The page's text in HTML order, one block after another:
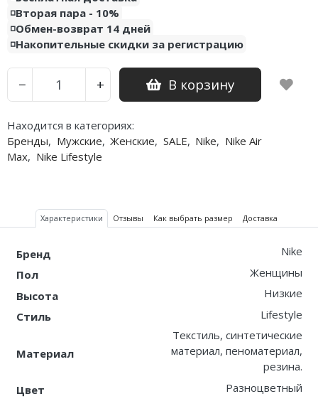
◽️Вторая пара - 10%
◽️Обмен-возврат 14 дней
◽️Накопительные скидки за регистрацию
− + В корзину
Находится в категориях:
Бренды, Мужские, Женские, SALE, Nike, Nike Air
Max, Nike Lifestyle
Характеристики Отзывы Как выбрать размер Доставка
Бренд
Nike
Пол
Женщины
Высота
Низкие
Стиль
Lifestyle
Материал
Текстиль, синтетические
материал, пеноматериал,
резина.
Цвет
Разноцветный